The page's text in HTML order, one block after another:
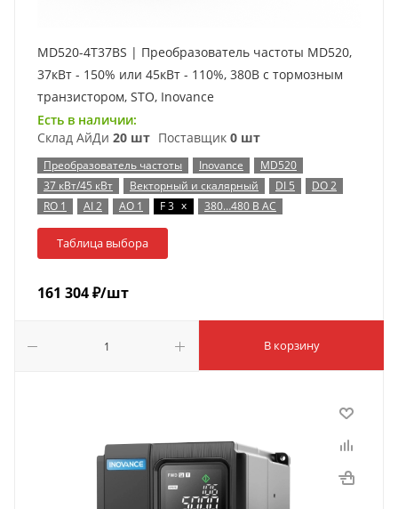
MD520-4T37BS | Преобразователь частоты MD520,
37кВт - 150% или 45кВт - 110%, 380В с тормозным
транзистором, STO, Inovance
Есть в наличии:
Склад АйДи 20 шт Поставщик 0 шт
Преобразователь частоты Inovance
MD520
37 кВт/45 кВт
Векторный и скалярный DI 5
DO 2
RO 1
AI 2 AO 1 F 3 x 380…480 В AC
Таблица выбора
161 304₽/шт
В корзину